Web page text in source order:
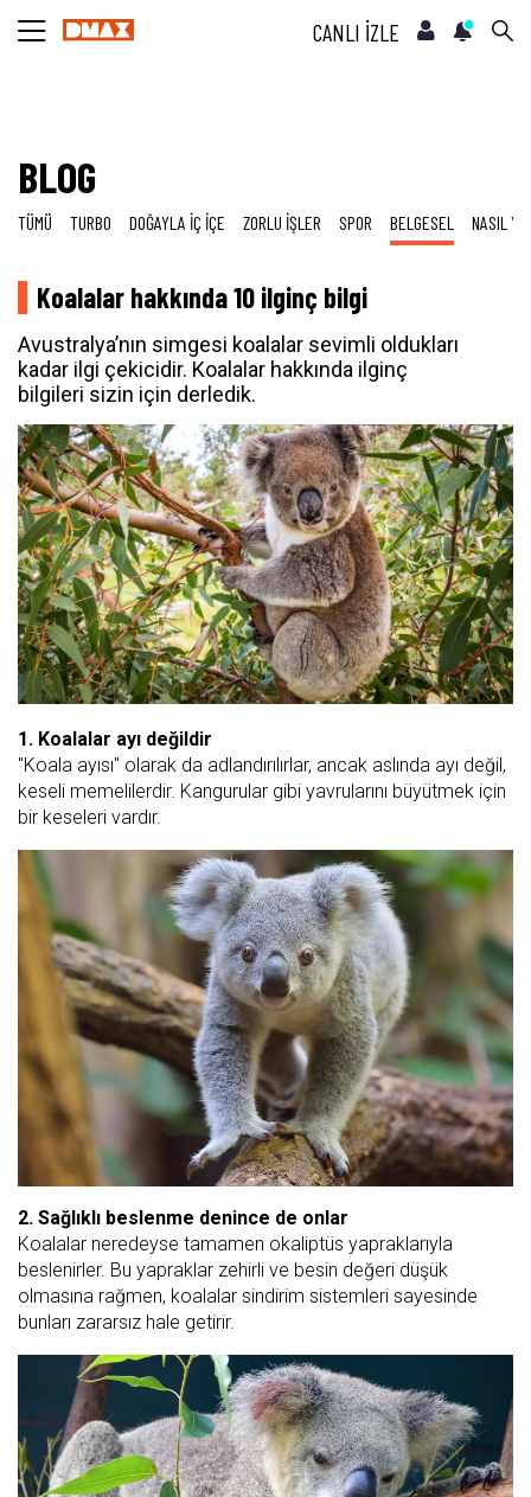
CANLI İZLE
BLOG
TÜMÜ TURBO DOĞAYLA İÇ İÇE ZORLU İŞLER SPOR BELGESEL NASIL
Koalalar hakkında 10 ilginç bilgi
Avustralya’nın simgesi koalalar sevimli oldukları
kadar ilgi çekicidir. Koalalar hakkında ilginç
bilgileri sizin için derledik.
1. Koalalar ayı değildir
"Koala ayısı" olarak da adlandırılırlar, ancak aslında ayı değil,
keseli memelilerdir. Kangurular gibi yavrularını büyütmek için
bir keseleri vardır.
2. Sağlıklı beslenme denince de onlar
Koalalar neredeyse tamamen okaliptüs yapraklarıyla
beslenirler. Bu yapraklar zehirli ve besin değeri düşük
olmasına rağmen, koalalar sindirim sistemleri sayesinde
bunları zararsız hale getirir.